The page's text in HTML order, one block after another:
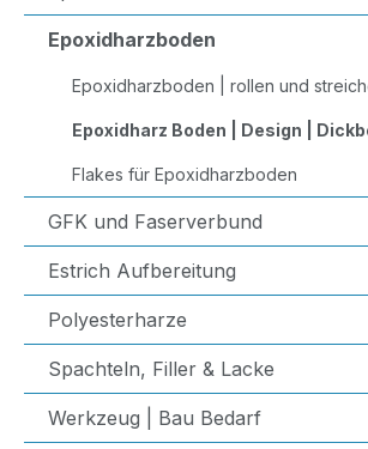
Epoxidharzboden
Epoxidharzboden | rollen und
Epoxidharz Boden | Design |
Flakes für Epoxidharzboden
GFK und Faserverbund
Estrich Aufbereitung
Polyesterharze
Spachteln, Filler & Lacke
Werkzeug | Bau Bedarf